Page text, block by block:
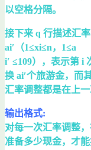
以空格分隔。
接下来 q 行描述汇
ai′（1≤xi≤n，1≤a
​i′ ≤109），表示第 i
换 ai′个旅游金，而
汇率调整都是在上
输出格式:
对每一次汇率调整
准备多少现金，才